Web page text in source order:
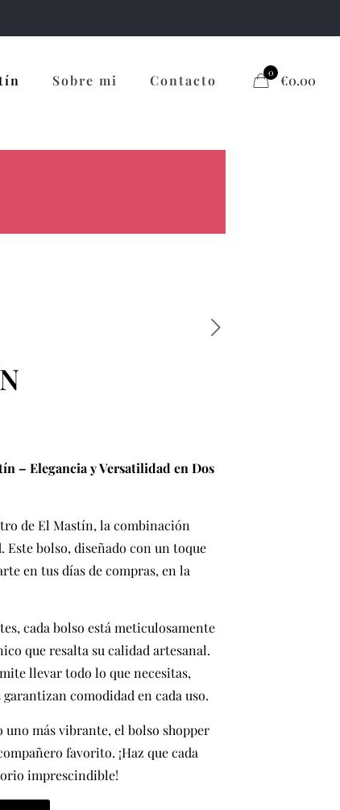
Sobre mi Contacto 0 €0.00
– Elegancia y Versatilidad en Dos
de El Mastín, la combinación
bolso, diseñado con un toque
en tus días de compras, en la
cada bolso está meticulosamente
que resalta su calidad artesanal.
llevar todo lo que necesitas,
comodidad en cada uso.
uno más vibrante, el bolso shopper
favorito. ¡Haz que cada
imprescindible!